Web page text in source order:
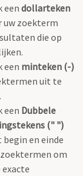
eendollarteken
uw zoekterm
die op
een minteken (-)
uit te
een Dubbele
(" ")
begin en einde
om
exacte